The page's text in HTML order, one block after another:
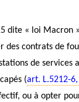
dite « loi Macron
des contrats de
de services
(art. L.5212-6,
ou à opter